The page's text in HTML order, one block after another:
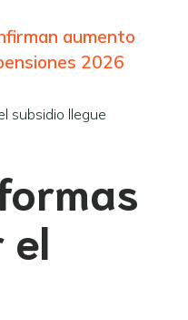
aumento
2026
subsidio llegue
el